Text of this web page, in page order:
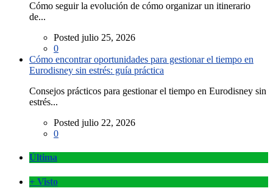
Cómo seguir la evolución de cómo organizar un itinerario
de...
Posted julio 25, 2026
0
Cómo encontrar oportunidades para gestionar el tiempo en
Eurodisney sin estrés: guía práctica
Consejos prácticos para gestionar el tiempo en Eurodisney sin
estrés...
Posted julio 22, 2026
0
Última
+ Visto